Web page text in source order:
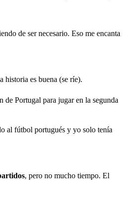
de ser necesario. Eso me encanta
historia es buena (se ríe).
Portugal para jugar en la segunda
al fútbol portugués y yo solo tenía
, pero no mucho tiempo. El